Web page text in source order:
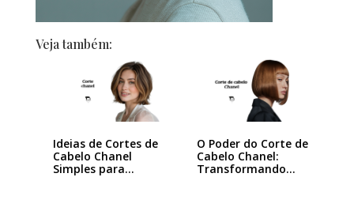
Veja também:
Ideias de Cortes de
Cabelo Chanel
Simples para…
O Poder do Corte de
Cabelo Chanel:
Transformando